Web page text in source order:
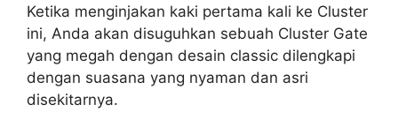
Ketika menginjakan kaki pertama kali ke Cluster
ini, Anda akan disuguhkan sebuah Cluster Gate
yang megah dengan desain classic dilengkapi
dengan suasana yang nyaman dan asri
disekitarnya.